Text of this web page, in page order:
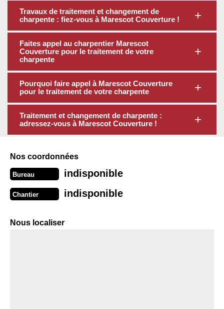
Travaux de traitement et changement de
charpente : fiez-vous à Marescot Couverture !
Faites appel au charpentier Marescot
Couverture pour le traitement de votre
charpente
Pourquoi faire appel à Marescot Couverture
pour le traitement de votre charpente
Traitement et changement de charpente :
adressez-vous à Marescot Couverture !
Nos coordonnées
Bureau indisponible
Chantier indisponible
Nous localiser